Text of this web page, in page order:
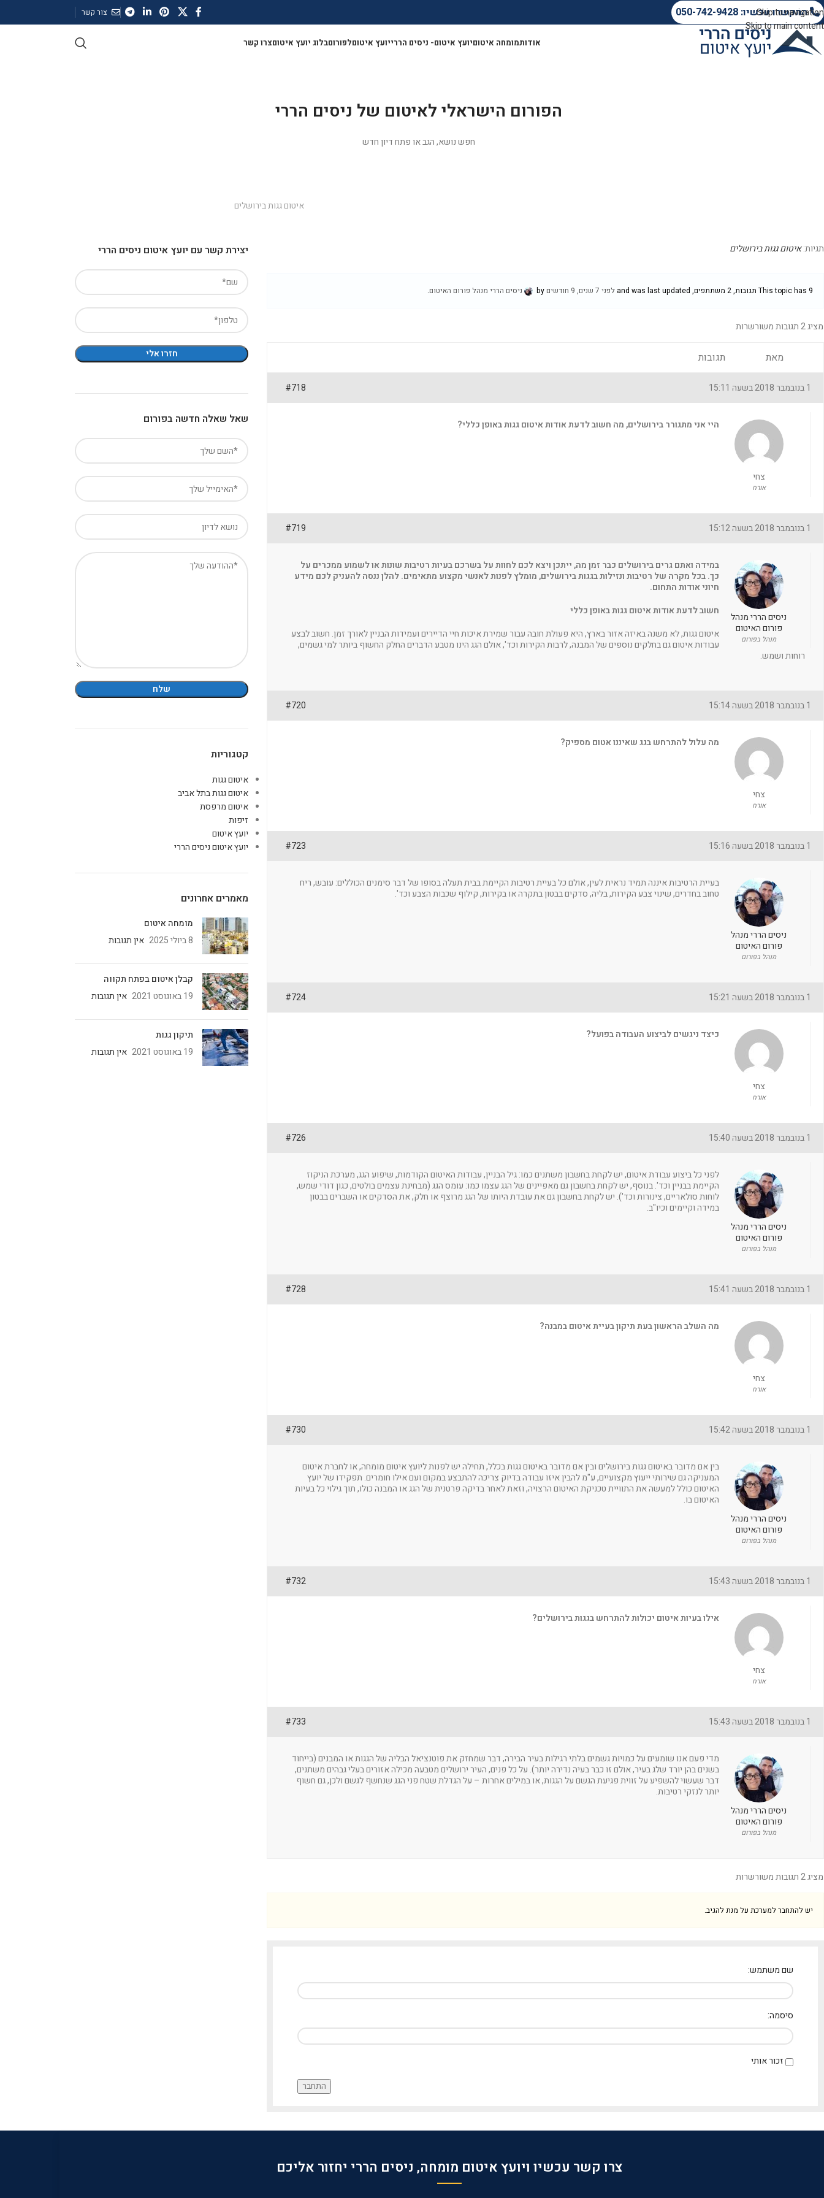
Skip to navigation
Skip to main content
התקשרו עכשיו: 050-742-9428 צור קשר
אודותמומחה איטוםיועץ איטום- ניסים הררייועץ איטוםלפורוםבלוג יועץ איטוםצרו קשר
הפורום הישראלי לאיטום של ניסים הררי
חפש נושא, הגב או פתח דיון חדש
איטום גגות בירושלים
תגיות:איטום גגות בירושלים
This topic has 9 תגובות, 2 משתתפים, and was last updated לפני 7 שנים, 9 חודשים ניסים הררי מנהל פורום האיטום.
מציג 2 תגובות משורשרות
מאת תגובות
1 בנובמבר 2018 בשעה 15:11 #718
צחי
אורח
היי אני מתגורר בירושלים, מה חשוב לדעת אודות איטום גגות באופן כללי?
1 בנובמבר 2018 בשעה 15:12 #719
ניסים הררי מנהל
פורום האיטום
מנהל בפורום
במידה ואתם גרים בירושלים כבר זמן מה, ייתכן ויצא לכם לחוות על בשרכם בעיות רטיבות שונות או לשמוע ממכרים על
כך. בכל מקרה של רטיבות ונזילות בגגות בירושלים, מומלץ לפנות לאנשי מקצוע מתאימים. להלן ננסה להעניק לכם מידע
חיוני אודות התחום.
חשוב לדעת אודות איטום גגות באופן כללי
איטום גגות, לא משנה באיזה אזור בארץ, היא פעולת חובה עבור שמירת איכות חיי הדיירים ועמידות הבניין לאורך זמן. חשוב לבצע
עבודות איטום גם בחלקים נוספים של המבנה, לרבות הקירות וכד', אולם הגג הינו מטבע הדברים החלק החשוף ביותר למי גשמים,
רוחות ושמש.
1 בנובמבר 2018 בשעה 15:14 #720
צחי
אורח
מה עלול להתרחש בגג שאיננו אטום מספיק?
1 בנובמבר 2018 בשעה 15:16 #723
ניסים הררי מנהל
פורום האיטום
מנהל בפורום
בעיית הרטיבות איננה תמיד נראית לעין, אולם כל בעיית רטיבות הקיימת בבית תעלה בסופו של דבר סימנים הכוללים: עובש, ריח
טחוב בחדרים, שינוי צבע הקירות, בליה, סדקים בבטון בתקרה או בקירות, קילוף שכבות הצבע וכד'.
1 בנובמבר 2018 בשעה 15:21 #724
צחי
אורח
כיצד ניגשים לביצוע העבודה בפועל?
1 בנובמבר 2018 בשעה 15:40 #726
ניסים הררי מנהל
פורום האיטום
מנהל בפורום
לפני כל ביצוע עבודת איטום, יש לקחת בחשבון משתנים כמו: גיל הבניין, עבודות האיטום הקודמות, שיפוע הגג, מערכת הניקוז
הקיימת בבניין וכד'. בנוסף, יש לקחת בחשבון גם מאפיינים של הגג עצמו כמו: עומס הגג (מבחינת עצמים בולטים, כגון דודי שמש,
לוחות סולאריים, צינורות וכד'). יש לקחת בחשבון גם את עובדת היותו של הגג מרוצף או חלק, את הסדקים או השברים בבטון
במידה וקיימים וכיו"ב.
1 בנובמבר 2018 בשעה 15:41 #728
צחי
אורח
מה השלב הראשון בעת תיקון בעיית איטום במבנה?
1 בנובמבר 2018 בשעה 15:42 #730
ניסים הררי מנהל
פורום האיטום
מנהל בפורום
בין אם מדובר באיטום גגות בירושלים ובין אם מדובר באיטום גגות בכלל, תחילה יש לפנות ליועץ איטום מומחה, או לחברת איטום
המעניקה גם שירותי ייעוץ מקצועיים, ע"מ להבין איזו עבודה בדיוק צריכה להתבצע במקום ועם אילו חומרים. תפקידו של יועץ
האיטום כולל למעשה את התוויית טכניקת האיטום הרצויה, וזאת לאחר בדיקה פרטנית של הגג או המבנה כולו, תוך גילוי כל בעיות
האיטום בו.
1 בנובמבר 2018 בשעה 15:43 #732
צחי
אורח
אילו בעיות איטום יכולות להתרחש בגגות בירושלים?
1 בנובמבר 2018 בשעה 15:43 #733
ניסים הררי מנהל
פורום האיטום
מנהל בפורום
מדי פעם אנו שומעים על כמויות גשמים בלתי רגילות בעיר הבירה, דבר שמחזק את פוטנציאל הבליה של הגגות או המבנים (בייחוד
בשנים בהן יורד שלג בעיר, אולם זו כבר בעיה נדירה יותר). על כל פנים, העיר ירושלים מטבעה מכילה אזורים בעלי גבהים משתנים,
דבר שעשוי להשפיע על זווית פגיעת הגשם על הגגות, או במילים אחרות – על הגדלת שטח פני הגג שנחשף לגשם ולכן, גם חשוף
יותר לנזקי רטיבות.
מציג 2 תגובות משורשרות
יש להתחבר למערכת על מנת להגיב.
שם משתמש:
סיסמה:
זכור אותי
התחבר
יצירת קשר עם יועץ איטום ניסים הררי
שאל שאלה חדשה בפורום
קטגוריות
איטום גגות
איטום גגות בתל אביב
איטום מרפסת
זיפות
יועץ איטום
יועץ איטום ניסים הררי
מאמרים אחרונים
מומחה איטום
8 ביולי 2025
אין תגובות
קבלן איטום בפתח תקווה
19 באוגוסט 2021
אין תגובות
תיקון גגות
19 באוגוסט 2021
אין תגובות
צרו קשר עכשיו ויועץ איטום מומחה, ניסים הררי יחזור אליכם
</a>